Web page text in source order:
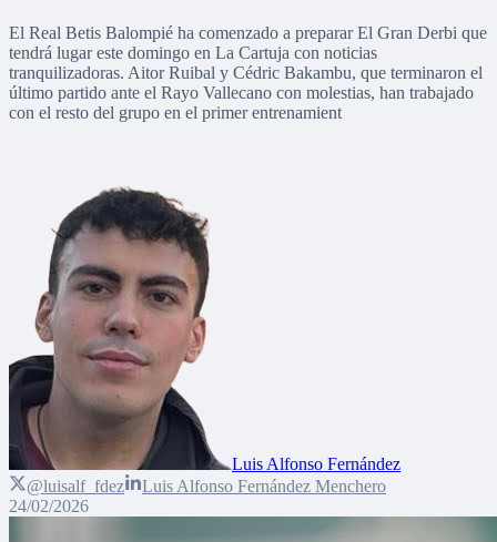
El Real Betis Balompié ha comenzado a preparar El Gran Derbi que
tendrá lugar este domingo en La Cartuja con noticias
tranquilizadoras. Aitor Ruibal y Cédric Bakambu, que terminaron el
último partido ante el Rayo Vallecano con molestias, han trabajado
con el resto del grupo en el primer entrenamient
Luis Alfonso Fernández
@luisalf_fdez
Luis Alfonso Fernández Menchero
24/02/2026